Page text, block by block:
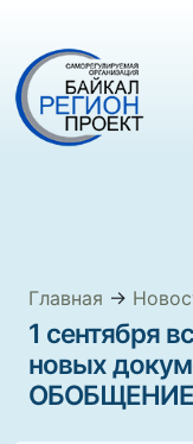
Главная →
1 сентября
новых
ОБОБЩЕНИЕ